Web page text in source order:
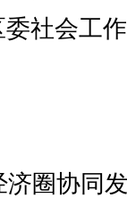
社会工
圈协同